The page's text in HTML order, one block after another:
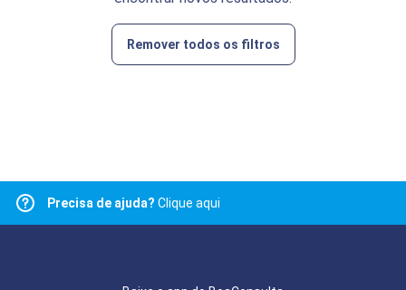
Remover todos os filtros
Precisa de ajuda? Clique aqui